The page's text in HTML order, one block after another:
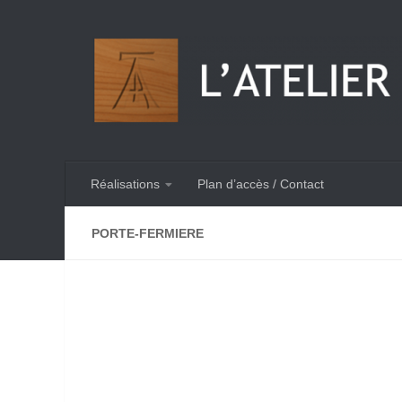
Réalisations Plan d’accès / Contact
PORTE-FERMIERE